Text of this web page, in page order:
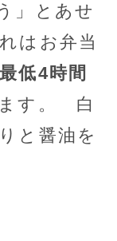
」とあせ
はお弁当
最低4時間
す。 白
と醤油を